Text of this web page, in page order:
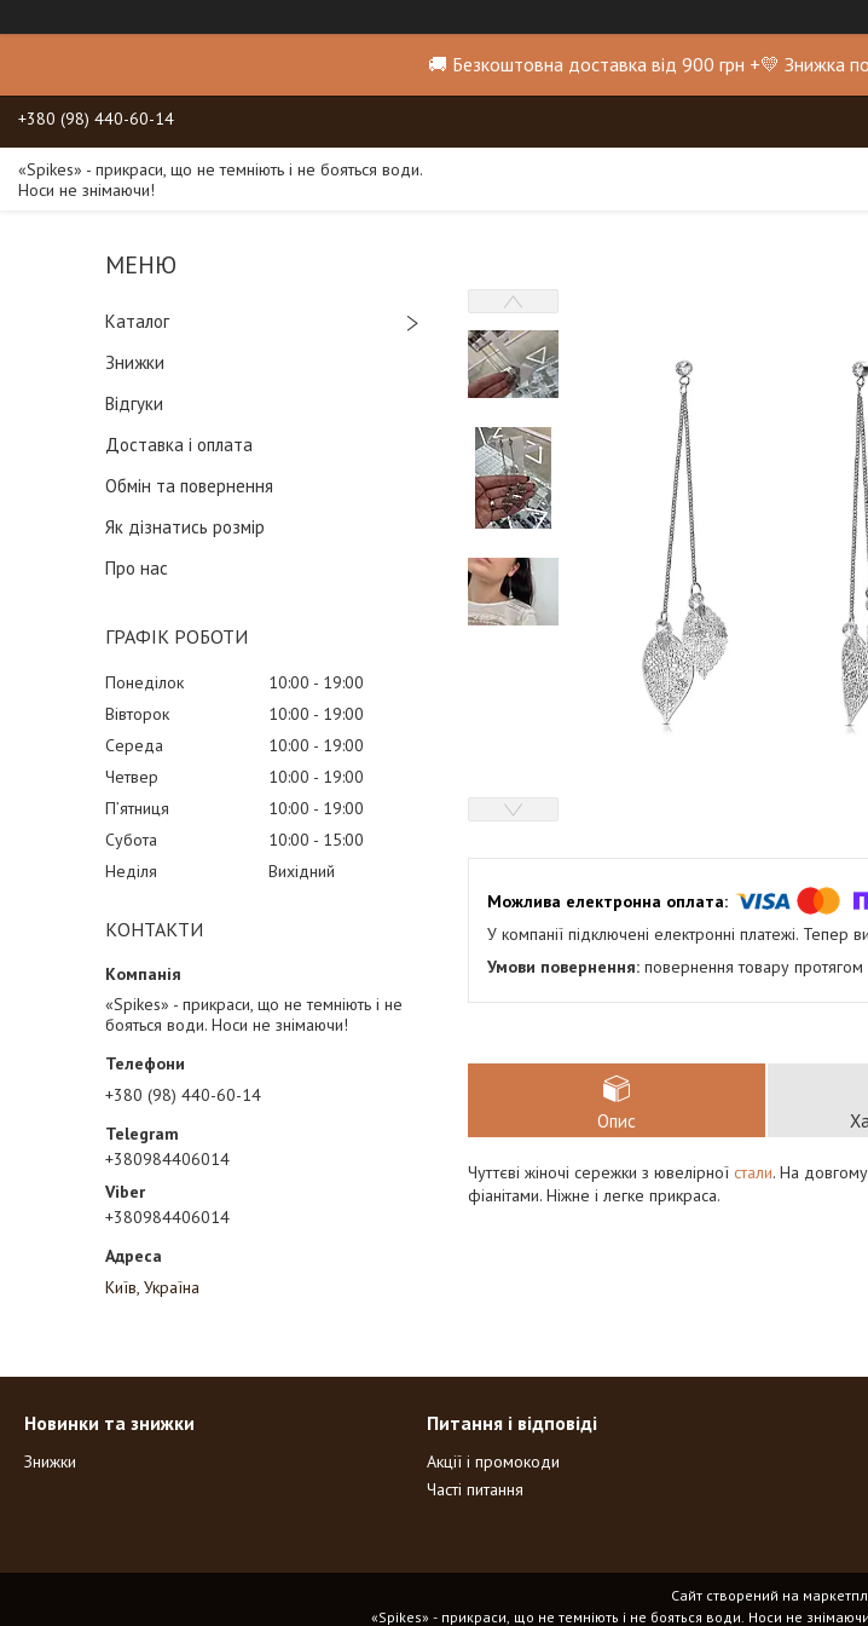
🚚 Безкоштовна доставка від 900 грн +💛 Знижка
+380 (98) 440-60-14
«Spikes» - прикраси, що не темніють і не бояться води.
Носи не знімаючи!
Каталог
Знижки
Відгуки
Доставка і оплата
Обмін та повернення
Як дізнатись розмір
Про нас
ГРАФІК РОБОТИ
Понеділок 10:00
19:00
Вівторок
10:00
19:00
Середа
10:00
19:00
Четвер
10:00
19:00
Пʼятниця
10:00
19:00
Субота
10:00
15:00
Неділя
Вихідний
КОНТАКТИ
«Spikes» - прикраси, що не темніють і не
бояться води. Носи не знімаючи!
+380 (98) 440-60-14
+380984406014
+380984406014
Київ, Україна
У компанії підключені електронні платежі.
повернення товару протягом
Опис
Чуттєві жіночі сережки з ювелірної стали. На
фіанітами. Ніжне і легке прикраса.
Новинки та знижки
Знижки
Питання і відповіді
Акції і промокоди
Часті питання
Сайт створений на